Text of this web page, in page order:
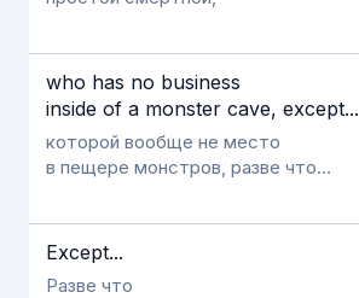
who has no business
inside of a monster cave, except...
которой вообще не место
в пещере монстров, разве что...
Except...
Разве что